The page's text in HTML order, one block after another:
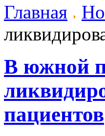
Главная
В южной
пациентов